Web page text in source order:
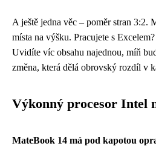
A ještě jedna věc – poměr stran 3:2.
místa na výšku. Pracujete s
Uvidíte víc obsahu najednou, míň
změna, která dělá obrovský rozdíl v
Výkonný procesor Intel
MateBook 14 má pod kapotou